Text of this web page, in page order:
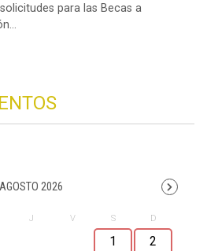
para las Becas a
AGOSTO 2026
1
2